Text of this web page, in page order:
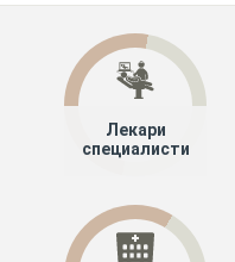
Лекари
специалисти